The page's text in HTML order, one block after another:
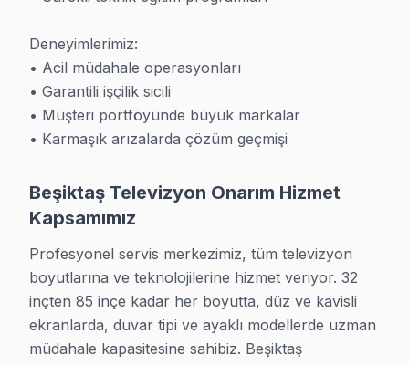
· Beşiktaş Sony Servisi
· Beşiktaş Philips Servisi
· Beşiktaş Hi-Level Servisi
· Beşiktaş iFFALCON Servisi
· Beşiktaş Panasonic Servisi
· Beşiktaş Toshiba Servisi
· Beşiktaş Sharp Servisi
· Beşiktaş TCL Servisi
· Beşiktaş Hisense Servisi
· Beşiktaş Telefunken Servisi
Deneyimlerimiz:
• Acil müdahale operasyonları
• Garantili işçilik sicili
• Müşteri portföyünde büyük markalar
• Karmaşık arızalarda çözüm geçmişi
Beşiktaş Televizyon Onarım Hizmet
Kapsamımız
Profesyonel servis merkezimiz, tüm televizyon
boyutlarına ve teknolojilerine hizmet veriyor. 32
inçten 85 inçe kadar her boyutta, düz ve kavisli
ekranlarda, duvar tipi ve ayaklı modellerde uzman
müdahale kapasitesine sahibiz. Beşiktaş